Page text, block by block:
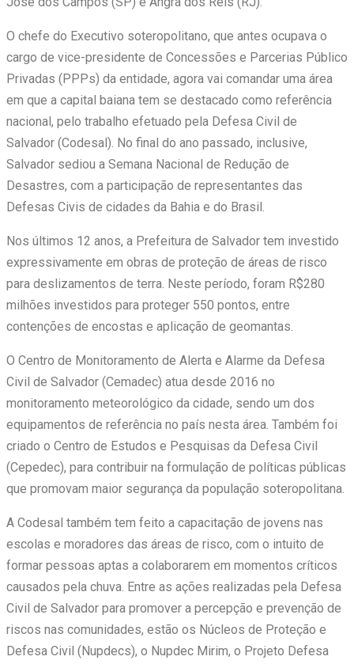
O chefe do Executivo soteropolitano, que antes ocupava o
cargo de vice-presidente de Concessões e Parcerias Público
Privadas (PPPs) da entidade, agora vai comandar uma área
em que a capital baiana tem se destacado como referência
nacional, pelo trabalho efetuado pela Defesa Civil de
Salvador (Codesal). No final do ano passado, inclusive,
Salvador sediou a Semana Nacional de Redução de
Desastres, com a participação de representantes das
Defesas Civis de cidades da Bahia e do Brasil.
Nos últimos 12 anos, a Prefeitura de Salvador tem investido
expressivamente em obras de proteção de áreas de risco
para deslizamentos de terra. Neste período, foram R$280
milhões investidos para proteger 550 pontos, entre
contenções de encostas e aplicação de geomantas.
O Centro de Monitoramento de Alerta e Alarme da Defesa
Civil de Salvador (Cemadec) atua desde 2016 no
monitoramento meteorológico da cidade, sendo um dos
equipamentos de referência no país nesta área. Também foi
criado o Centro de Estudos e Pesquisas da Defesa Civil
(Cepedec), para contribuir na formulação de políticas públicas
que promovam maior segurança da população soteropolitana.
A Codesal também tem feito a capacitação de jovens nas
escolas e moradores das áreas de risco, com o intuito de
formar pessoas aptas a colaborarem em momentos críticos
causados pela chuva. Entre as ações realizadas pela Defesa
Civil de Salvador para promover a percepção e prevenção de
riscos nas comunidades, estão os Núcleos de Proteção e
Defesa Civil (Nupdecs), o Nupdec Mirim, o Projeto Defesa